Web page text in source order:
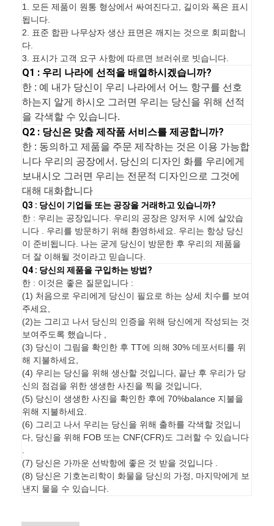
1. 모든 제품이 원통 형상에서 싸여진다고, 길이와 폭은 표시
됩니다.
2. 표준 합판 나무상자 생산 표면은 깨지는 것으로 회피합니
다.
3. 표시가 고객 요구 사항에 따르면 브러쉬로 빗습니다.
Q1 : 우리 나라에 선적을 배열하시겠습니까?
한 : 예 내가 당신이 우리 나라에서 어느 항구를 선호
하는지 알게 하시오 그러면 우리는 당신을 위해 선적
을 각색할 수 있습니다.
Q2 : 당신은 맞춤 제작품 서비스를 제공합니까?
한 : 동의하고 제품을 주문 제작하는 것은 이용 가능합
니다 우리의 공장에서. 당신의 디자인 화를 우리에게
보내시오 그러면 우리는 전문적 디자인으로 그것에
대해 대화합니다
Q3 : 당신이 기업들 또는 공장을 거래하고 있습니까?
한 : 우리는 공장입니다. 우리의 공장은 양저우 시에 살았습
니다 . 우리를 방문하기 위해 환영하세요. 우리는 항상 당신
이 준비됩니다. 나는 굳게 당신이 방문한 후 우리의 제품을
더 잘 이해될 것이라고 믿습니다.
Q4 : 당신의 제품을 구입하는 방법?
한 : 이것은 좋은 질문입니다 :
(1) 처음으로 우리에게 당신이 필요로 하는 상세 치수를 보여
주세요,
(2)는 그리고 나서 당신의 인증을 위해 당신에게 작성되는 것
보여주도록 했습니다 ,
(3) 당신이 그림을 확인한 후 TT에 의해 30% 데포서티를 위
해 지불하세요,
(4) 우리는 당신을 위해 생산할 것입니다, 끝난 후 우리가 당
신의 점검을 위한 생생한 사진을 찍을 것입니다,
(5) 당신이 생생한 사진을 확인한 후에 70%balance 지불을
위해 지불하세요.
(6) 그리고 나서 우리는 당신을 위해 출하를 각색할 것입니
다, 당신을 위해 FOB 또는 CNF(CFR)도 그러할 수 있습니다
.
(7) 당신은 가까운 선박항에 좋은 것 받을 것입니다 .
(8) 당신은 기호논리학이 화물을 당신의 가정, 마지막에게 보
낸지 물을 수 있습니다.